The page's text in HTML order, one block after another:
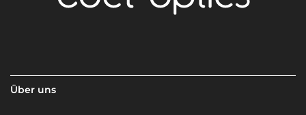
Über uns